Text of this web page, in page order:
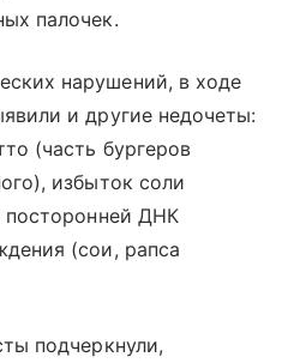
палочек.
нарушений, в ходе
и другие недочеты:
(часть бургеров
избыток соли
посторонней ДНК
(сои, рапса
подчеркнули,